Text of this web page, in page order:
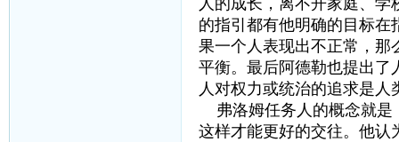
人的成长，离不开家庭、
的指引都有他明确的目标在
果一个人表现出不正常，那
平衡。最后阿德勒也提出了
人对权力或统治的追求是人
弗洛姆任务人的概念就是
这样才能更好的交往。他认